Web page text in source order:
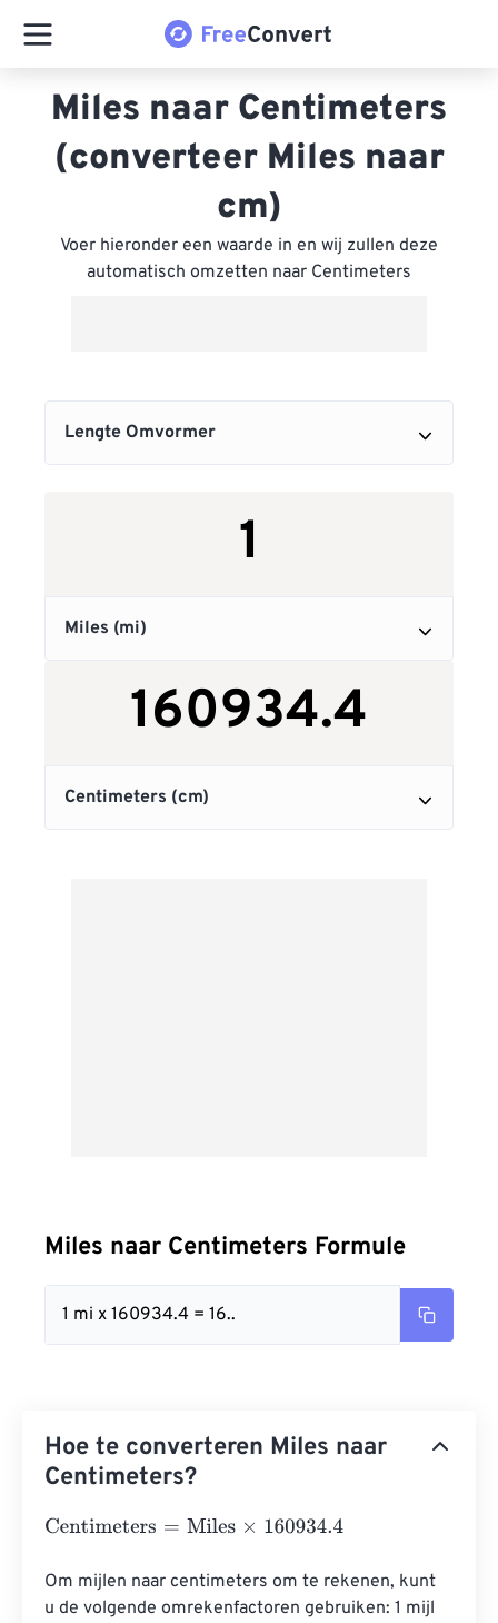
Miles naar Centimeters
(converteer Miles naar
cm)
Voer hieronder een waarde in en wij zullen deze
automatisch omzetten naar Centimeters
Miles naar Centimeters Formule
1 mi x 160934.4 = 16..
Hoe te converteren Miles naar
Centimeters?
Centimeters= Miles×160934.4
Om mijlen naar centimeters om te rekenen, kunt
u de volgende omrekenfactoren gebruiken: 1 mijl